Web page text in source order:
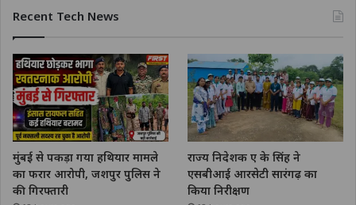
Recent Tech News
मुंबई से पकड़ा गया हथियार मामले
का फरार आरोपी, जशपुर पुलिस ने
की गिरफ्तारी
राज्य निदेशक ए के सिंह ने
एसबीआई आरसेटी सारंगढ़ का
किया निरीक्षण